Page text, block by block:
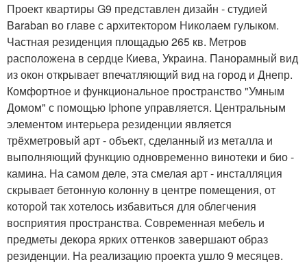
Проект квартиры G9 представлен дизайн - студией
Baraban во главе с архитектором Николаем гулыком.
Частная резиденция площадью 265 кв. Метров
расположена в сердце Киева, Украина. Панорамный вид
из окон открывает впечатляющий вид на город и Днепр.
Комфортное и функциональное пространство "Умным
Домом" с помощью Iphone управляется. Центральным
элементом интерьера резиденции является
трёхметровый арт - объект, сделанный из металла и
выполняющий функцию одновременно винотеки и био -
камина. На самом деле, эта смелая арт - инсталляция
скрывает бетонную колонну в центре помещения, от
которой так хотелось избавиться для облегчения
восприятия пространства. Современная мебель и
предметы декора ярких оттенков завершают образ
резиденции. На реализацию проекта ушло 9 месяцев.